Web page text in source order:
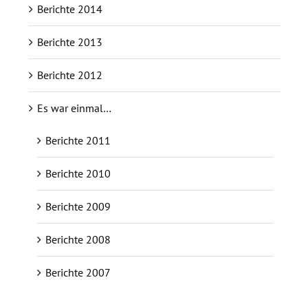
Berichte 2014
Berichte 2013
Berichte 2012
Es war einmal…
Berichte 2011
Berichte 2010
Berichte 2009
Berichte 2008
Berichte 2007